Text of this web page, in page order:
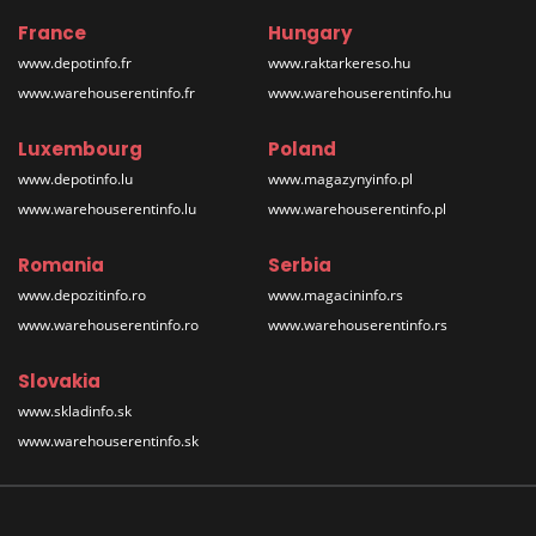
France
www.depotinfo.fr
www.warehouserentinfo.fr
Hungary
www.raktarkereso.hu
www.warehouserentinfo.hu
Luxembourg
www.depotinfo.lu
www.warehouserentinfo.lu
Poland
www.magazynyinfo.pl
www.warehouserentinfo.pl
Romania
www.depozitinfo.ro
www.warehouserentinfo.ro
Serbia
www.magacininfo.rs
www.warehouserentinfo.rs
Slovakia
www.skladinfo.sk
www.warehouserentinfo.sk